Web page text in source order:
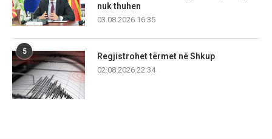
nuk thuhen
03.08.2026 16:35
5
Regjistrohet tërmet në Shkup
02.08.2026 22:34